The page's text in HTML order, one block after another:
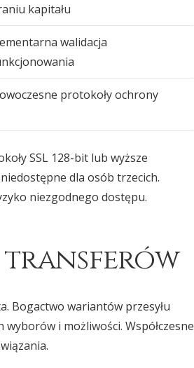
kapitału
walidacja
protokoły ochrony
SSL 128-bit lub wyższe
dla osób trzecich.
niezgodnego dostępu.
transferów
Bogactwo wariantów przesyłu
i możliwości. Współczesne